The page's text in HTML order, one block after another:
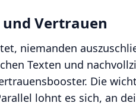
Vertrauen
niemanden
Texten und
Die
lohnt es sich, an